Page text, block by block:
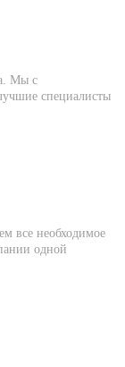
Мы с
специалисты
все необходимое
одной